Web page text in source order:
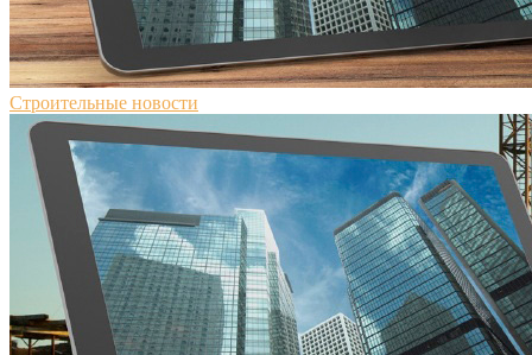
Строительные новости